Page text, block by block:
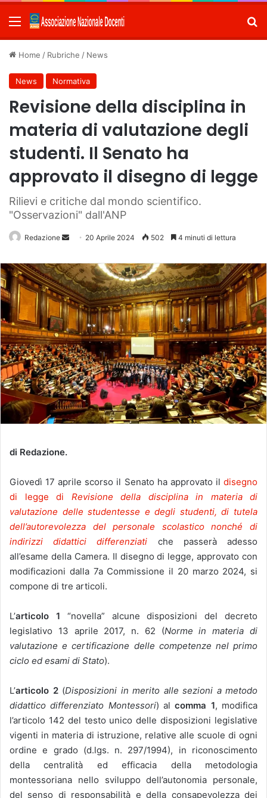
Menu
Home / Rubriche / News
News Normativa
Revisione della disciplina in
materia di valutazione degli
studenti. Il Senato ha
approvato il disegno di legge
Rilievi e critiche dal mondo scientifico.
"Osservazioni" dall'ANP
Redazione
Invia 20 Aprile 2024 502 4 minuti di lettura
di Redazione.
Giovedì 17 aprile scorso il Senato ha approvato il disegno
di legge di Revisione della disciplina in materia di
valutazione delle studentesse e degli studenti, di tutela
dell’autorevolezza del personale scolastico nonché di
indirizzi didattici differenziati che passerà adesso
all’esame della Camera. Il disegno di legge, approvato con
modificazioni dalla 7a Commissione il 20 marzo 2024, si
compone di tre articoli.
L’articolo 1 “novella” alcune disposizioni del decreto
legislativo 13 aprile 2017, n. 62 (Norme in materia di
valutazione e certificazione delle competenze nel primo
ciclo ed esami di Stato).
L’articolo 2 (Disposizioni in merito alle sezioni a metodo
didattico differenziato Montessori) alcomma 1, modifica
l’articolo 142 del testo unico delle disposizioni legislative
vigenti in materia di istruzione, relative alle scuole di ogni
ordine e grado (d.lgs. n. 297/1994), in riconoscimento
della centralità ed efficacia della metodologia
montessoriana nello sviluppo dell’autonomia personale,
del senso di responsabilità e della consapevolezza dei